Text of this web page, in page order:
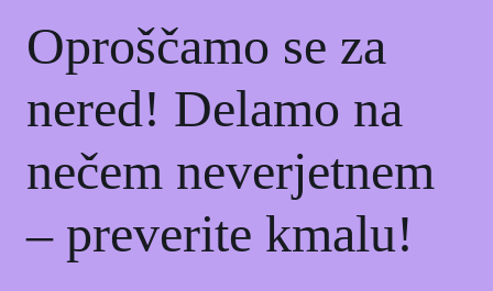
Oproščamo se za
nered! Delamo na
nečem neverjetnem
– preverite kmalu!